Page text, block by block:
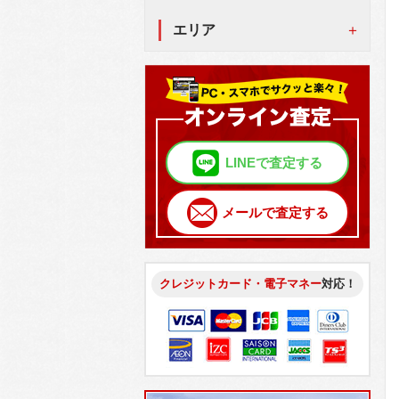
エリア
LINEで査定する
メールで査定する
クレジットカード・電子マネー対応！